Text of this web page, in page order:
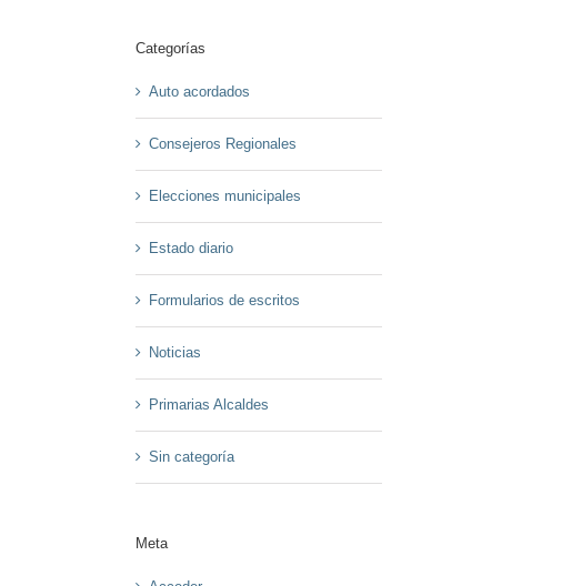
Categorías
Auto acordados
Consejeros Regionales
Elecciones municipales
Estado diario
Formularios de escritos
Noticias
Primarias Alcaldes
Sin categoría
Meta